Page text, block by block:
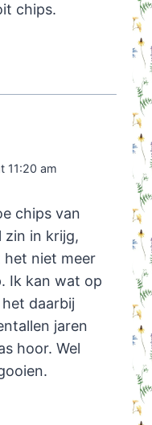
chips.
11:20 am
chips van
zin in krijg,
het niet meer
Ik kan wat op
daarbij
jaren
hoor. Wel